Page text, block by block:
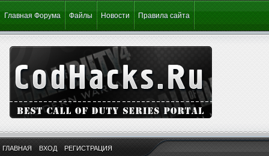
Главная Форума Файлы Новости Правила сайта
ГЛАВНАЯ ВХОД РЕГИСТРАЦИЯ